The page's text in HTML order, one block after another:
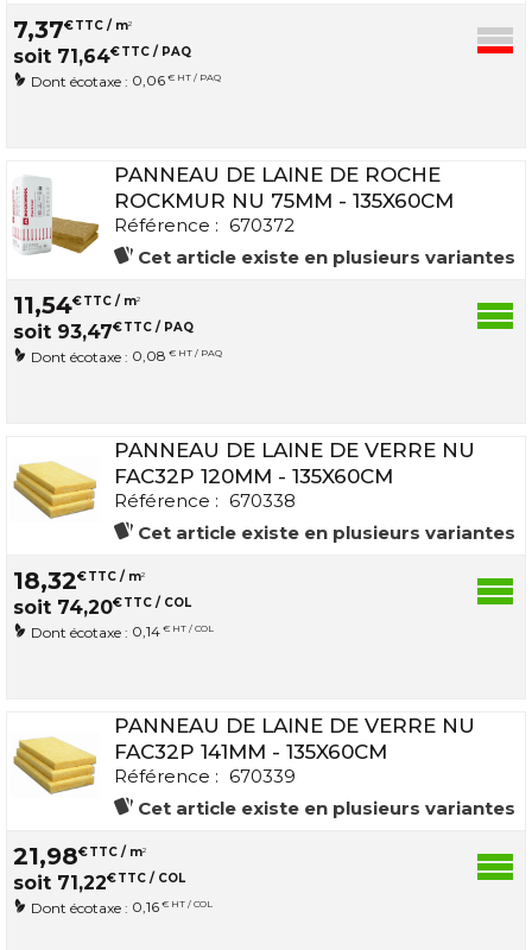
7,37€TTC / m2
soit 71 ,64€TTC / PAQ
Dont écotaxe : 0,06 € HT / PAQ
PANNEAU DE LAINE DE ROCHE
ROCKMUR NU 75MM - 135X60CM
Référence : 670372
Cet article existe en plusieurs variantes
11,54€TTC / m2
soit 93,47€TTC / PAQ
Dont écotaxe : 0,08 € HT / PAQ
PANNEAU DE LAINE DE VERRE NU
FAC32P 120MM - 135X60CM
Référence : 670338
Cet article existe en plusieurs variantes
18,32€TTC / m2
soit 74,20€TTC / COL
Dont écotaxe : 0,14 € HT / COL
PANNEAU DE LAINE DE VERRE NU
FAC32P 141MM - 135X60CM
Référence : 670339
Cet article existe en plusieurs variantes
21,98€TTC / m2
soit 71 ,22€TTC / COL
Dont écotaxe : 0,16 € HT / COL